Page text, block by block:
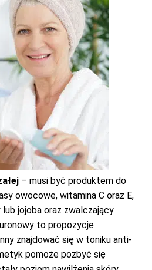
– musi być produktem do
owocowe, witamina C oraz E,
jojoba oraz zwalczający
to propozycje
znajdować się w toniku anti-
pomoże pozbyć się